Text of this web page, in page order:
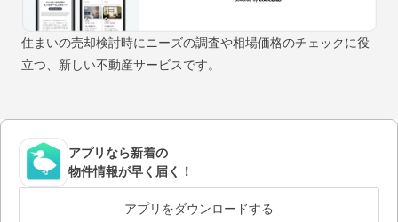
住まいの売却検討時にニーズの調査や相場価格のチェックに役
立つ、新しい不動産サービスです。
アプリなら新着の
物件情報が早く届く！
アプリをダウンロードする